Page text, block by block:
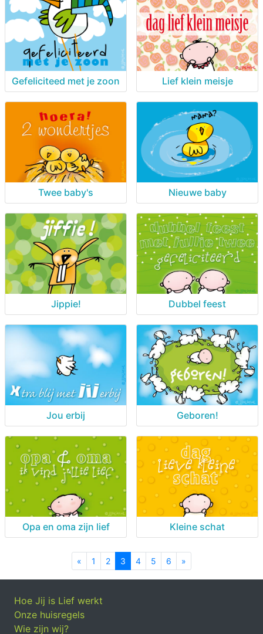
Gefeliciteed met je zoon Lief klein meisje
Twee baby's Nieuwe baby
Jippie! Dubbel feest
Jou erbij Geboren!
Opa en oma zijn lief Kleine schat
« Previous
1 2 3 4 5 6 »
Hoe Jij is Lief werkt
Onze huisregels
Wie zijn wij?